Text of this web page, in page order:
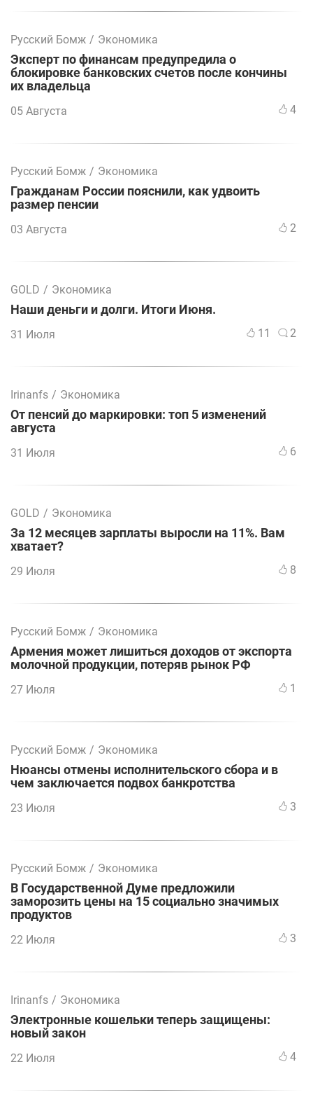
Русский Бомж / Экономика
Эксперт по финансам предупредила о
блокировке банковских счетов после кончины
их владельца
05 Августа 4
Русский Бомж / Экономика
Гражданам России пояснили, как удвоить
размер пенсии
03 Августа 2
GOLD / Экономика
Наши деньги и долги. Итоги Июня.
31 Июля 11 2
Irinanfs / Экономика
От пенсий до маркировки: топ 5 изменений
августа
31 Июля 6
GOLD / Экономика
За 12 месяцев зарплаты выросли на 11%. Вам
хватает?
29 Июля 8
Русский Бомж / Экономика
Армения может лишиться доходов от экспорта
молочной продукции, потеряв рынок РФ
27 Июля 1
Русский Бомж / Экономика
Нюансы отмены исполнительского сбора и в
чем заключается подвох банкротства
23 Июля 3
Русский Бомж / Экономика
В Государственной Думе предложили
заморозить цены на 15 социально значимых
продуктов
22 Июля 3
Irinanfs / Экономика
Электронные кошельки теперь защищены:
новый закон
22 Июля 4